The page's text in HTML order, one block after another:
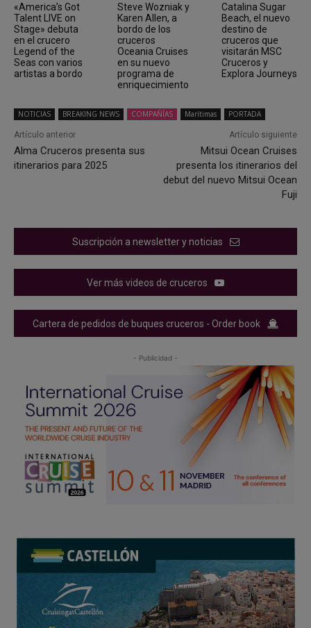
«America’s Got
Talent LIVE on
Stage» debuta
en el crucero
Legend of the
Seas con varios
artistas a bordo
Steve Wozniak y
Karen Allen, a
bordo de los
cruceros
Oceania Cruises
en su nuevo
programa de
enriquecimiento
Catalina Sugar
Beach, el nuevo
destino de
cruceros que
visitarán MSC
Cruceros y
Explora Journeys
NOTICIAS BREAKING NEWS COMPAÑÍAS Marítimas PORTADA
Artículo anterior
Alma Cruceros presenta sus
itinerarios para 2025
Artículo siguiente
Mitsui Ocean Cruises
presenta los itinerarios del
debut del nuevo Mitsui Ocean
Fuji
Suscripción a newsletter y noticias
Ver más videos de cruceros
Cartera de pedidos de buques cruceros - Order book
- Publicidad -